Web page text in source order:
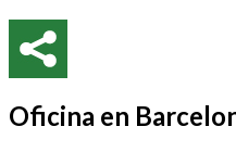
Oficina en